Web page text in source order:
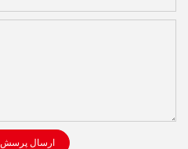
ارسال پرسش